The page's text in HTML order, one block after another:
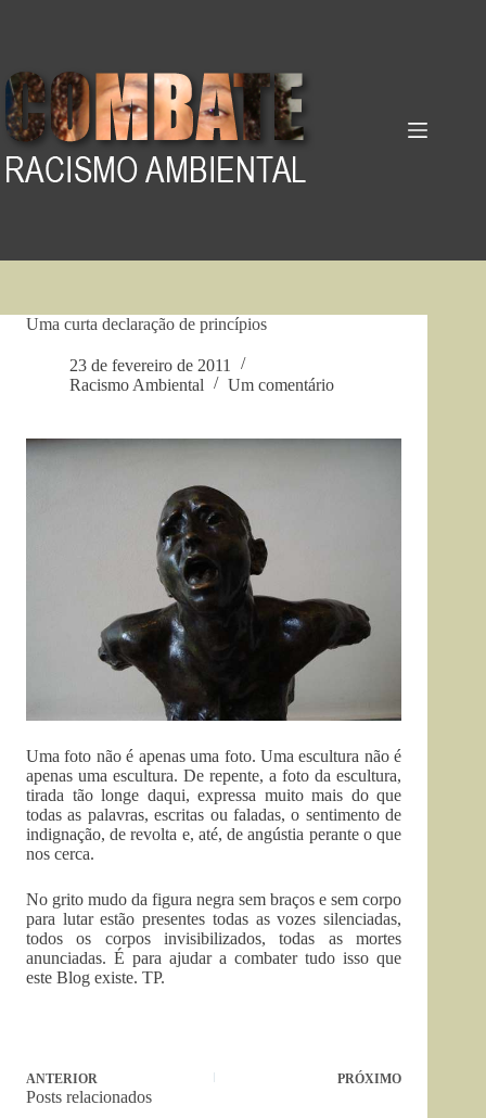
Uma curta declaração de princípios
23 de fevereiro de 2011
Racismo Ambiental
Um comentário
Uma foto não é apenas uma foto. Uma escultura não é
apenas uma escultura. De repente, a foto da escultura,
tirada tão longe daqui, expressa muito mais do que
todas as palavras, escritas ou faladas, o sentimento de
indignação, de revolta e, até, de angústia perante o que
nos cerca.
No grito mudo da figura negra sem braços e sem corpo
para lutar estão presentes todas as vozes silenciadas,
todos os corpos invisibilizados, todas as mortes
anunciadas. É para ajudar a combater tudo isso que
este Blog existe. TP.
ANTERIOR PRÓXIMO
Posts relacionados